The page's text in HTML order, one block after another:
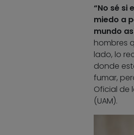
“No sé si
miedo a
mundo
hombres
lado, lo
donde
fumar,
Oficial de
(UAM).